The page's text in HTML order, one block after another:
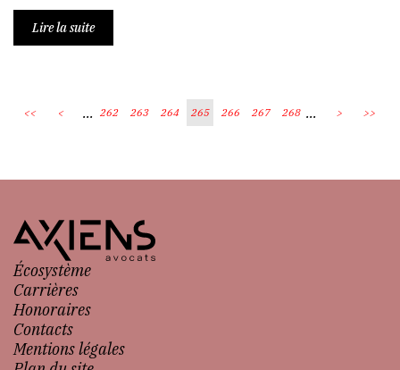
Lire la suite
<< < ... 262 263 264 265 266 267 268 ... > >>
Écosystème
Carrières
Honoraires
Contacts
Mentions légales